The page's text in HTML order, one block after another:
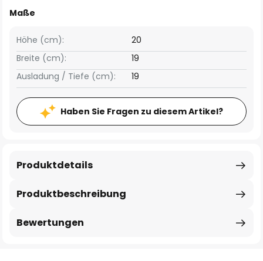
Maße
Breite (cm): 19
Höhe (cm): 20
Ausladung / Tiefe (cm): 19
Haben Sie Fragen zu diesem Artikel?
Produktbeschreibung
Produktdetails
Bewertungen